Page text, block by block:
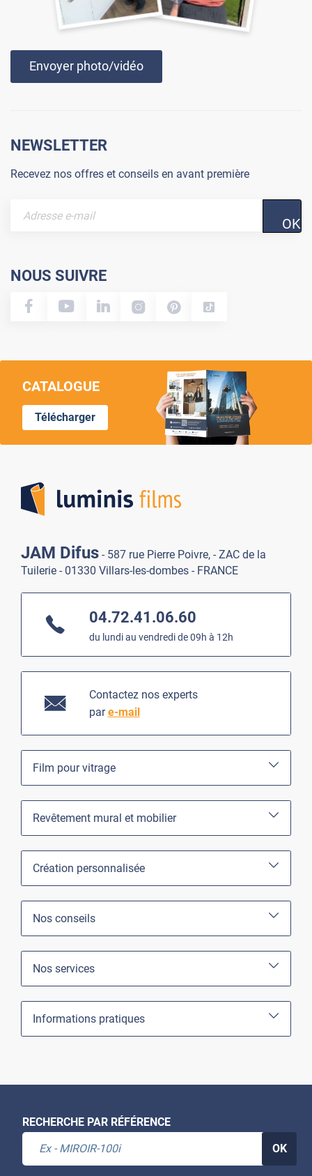
Envoyer photo/vidéo
NEWSLETTER
Recevez nos offres et conseils en avant première
OK
NOUS SUIVRE
CATALOGUE
Télécharger
JAM Difus - 587 rue Pierre Poivre, - ZAC de la
Tuilerie - 01330 Villars-les-dombes - FRANCE
04.72.41.06.60
du lundi au vendredi de 09h à 12h
Contactez nos experts
pare-mail
Film pour vitrage
Revêtement mural et mobilier
Création personnalisée
Nos conseils
Nos services
Informations pratiques
RECHERCHE PAR RÉFÉRENCE
OK